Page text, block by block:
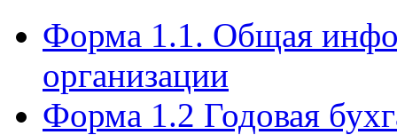
Форма 1.1. Общая
организации
Форма 1.2 Годовая